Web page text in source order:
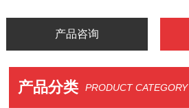
产品咨询
产品分类 PRODUCT CATEGORY